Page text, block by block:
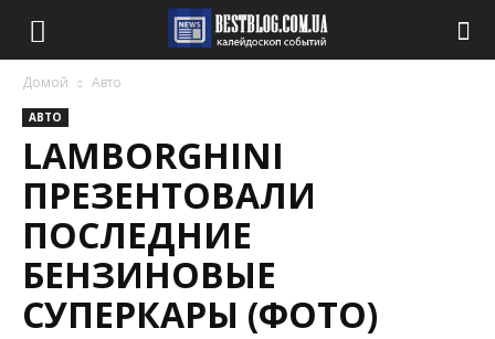
Домой Авто
АВТО
LAMBORGHINI
ПРЕЗЕНТОВАЛИ
ПОСЛЕДНИЕ
БЕНЗИНОВЫЕ
СУПЕРКАРЫ (ФОТО)